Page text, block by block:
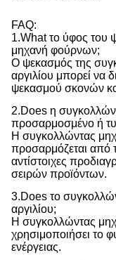
FAQ:
1.What το ύφος του
μηχανή φούρνων;
Ο ψεκασμός της
αργιλίου μπορεί να
ψεκασμού σκονών
2.Does η
προσαρμοσμένο ή
Η συγκολλώντας
προσαρμόζεται από
αντίστοιχες
σειρών προϊόντων.
3.Does το
αργιλίου;
Η συγκολλώντας
χρησιμοποιήσει το
ενέργειας.